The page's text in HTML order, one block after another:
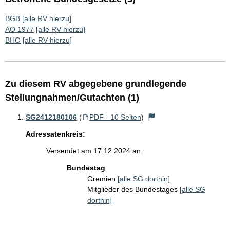
BGB [alle RV hierzu]
AO 1977 [alle RV hierzu]
BHO [alle RV hierzu]
Zu diesem RV abgegebene grundlegende
Stellungnahmen/Gutachten (1)
SG2412180106 ( PDF - 10 Seiten)
Adressatenkreis:
Versendet am 17.12.2024 an:
Bundestag
Gremien [alle SG dorthin]
Mitglieder des Bundestages [alle SG
dorthin]